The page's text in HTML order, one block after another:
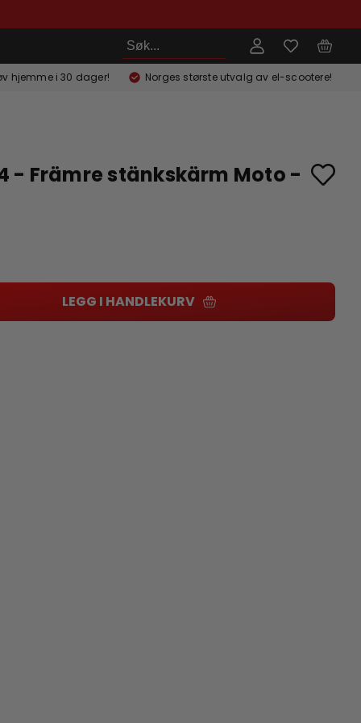
Søk
hjemme i 30 dager! Norges største utvalg av el-scootere!
- Främre stänkskärm Moto -
LEGG I HANDLEKURV